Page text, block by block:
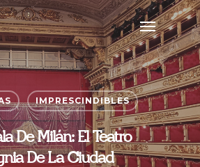
IMPRESCINDIBLES
De Milán: El Teatro
De La Ciudad